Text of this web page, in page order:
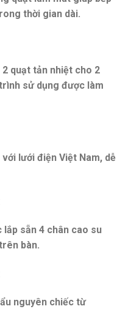
thời gian dài.
quạt tản nhiệt cho 2
sử dụng được làm
lưới điện Việt Nam, dễ
lắp sẵn 4 chân cao su
bàn.
nguyên chiếc từ